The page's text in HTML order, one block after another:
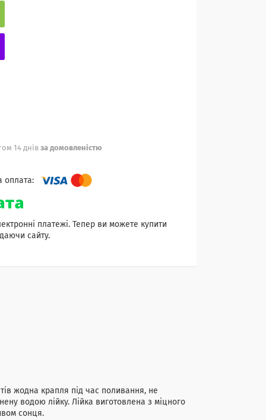
14 днів за домовленістю
платежі. Тепер ви можете купити
сайту.
жодна крапля під час поливання, не
водою лійку. Лійка виготовлена з міцного
сонця.